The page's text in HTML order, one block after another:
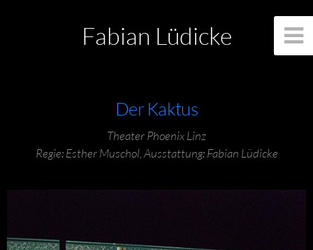
Fabian Lüdicke
Der Kaktus
Theater Phoenix Linz
Regie: Esther Muschol, Ausstattung: Fabian Lüdicke